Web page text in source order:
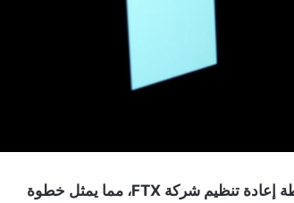
وافقت محكمة الإفلاس الأمريكية في مقاطعة “ديلاوير” على خطة إعادة تنظيم شركة FTX، مما يمثل خطوة